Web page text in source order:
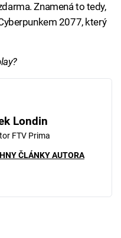
Znamená to tedy,
2077, který
Londin
FTV Prima
ČLÁNKY AUTORA